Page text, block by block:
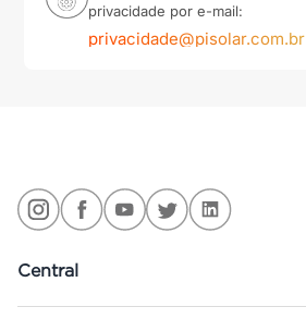
privacidade por e-mail:
privacidade@pisolar.com.br
Central